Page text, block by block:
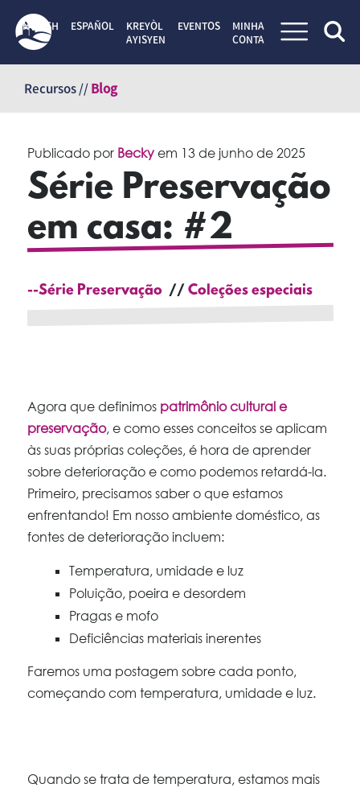
para
conteúdo
ENGLISH ESPAÑOL
KREYÒL
AYISYEN
EVENTOS
MINHA
CONTA
Recursos //Blog
Publicado por Beckyem 13 de junho de 2025
Série Preservação
em casa: #2
--Série Preservação Coleções especiais
Agora que definimos patrimônio cultural e
preservação, e como esses conceitos se aplicam
às suas próprias coleções, é hora de aprender
sobre deterioração e como podemos retardá-la.
Primeiro, precisamos saber o que estamos
enfrentando! Em nosso ambiente doméstico, as
fontes de deterioração incluem:
Temperatura, umidade e luz
Poluição, poeira e desordem
Pragas e mofo
Deficiências materiais inerentes
Faremos uma postagem sobre cada ponto,
começando com temperatura, umidade e luz.
Quando se trata de temperatura, estamos mais